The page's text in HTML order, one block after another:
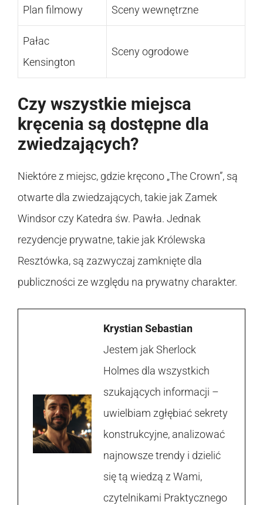
Plan filmowy Sceny wewnętrzne
Pałac
Kensington
Sceny ogrodowe
Czy wszystkie miejsca
kręcenia są dostępne dla
zwiedzających?
Niektóre z miejsc, gdzie kręcono „The Crown”, są
otwarte dla zwiedzających, takie jak Zamek
Windsor czy Katedra św. Pawła. Jednak
rezydencje prywatne, takie jak Królewska
Resztówka, są zazwyczaj zamknięte dla
publiczności ze względu na prywatny charakter.
Krystian Sebastian
Jestem jak Sherlock
Holmes dla wszystkich
szukających informacji –
uwielbiam zgłębiać sekrety
konstrukcyjne, analizować
najnowsze trendy i dzielić
się tą wiedzą z Wami,
czytelnikami Praktycznego